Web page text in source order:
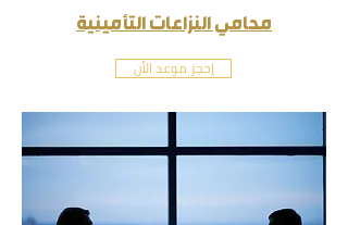
محامي النزاعات التأمينية
إحجز موعد الأن